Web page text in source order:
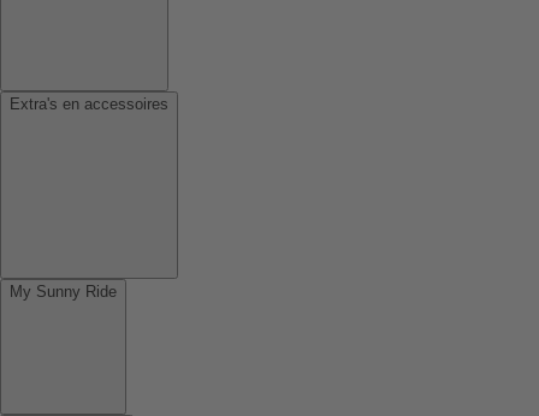
Extra's en accessoires
My Sunny Ride